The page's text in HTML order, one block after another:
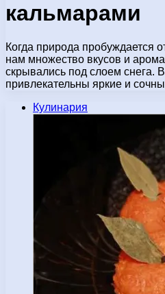
кальмарами
Когда природа пробуждается
нам множество вкусов и
скрывались под слоем снега.
привлекательны яркие и
Кулинария